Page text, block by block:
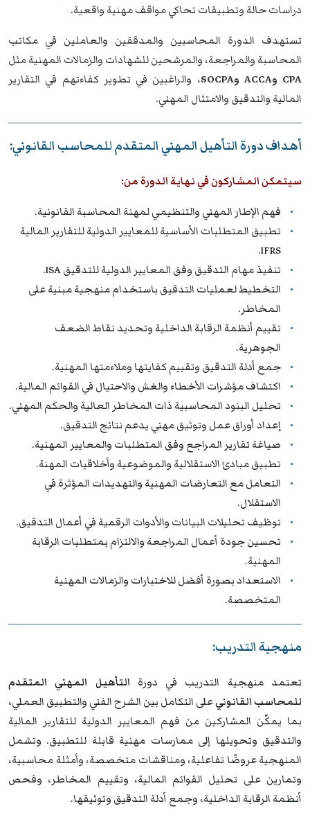
دراسات حالة وتطبيقات تحاكي مواقف مهنية واقعية.
تستهدف الدورة المحاسبين والمدققين والعاملين في مكاتب
المحاسبة والمراجعة، والمرشحين للشهادات والزمالات المهنية مثل
CPA وACCA وSOCPA
، والراغبين في تطوير كفاءتهم في التقارير
المالية والتدقيق والامتثال المهني.
أهداف دورة التأهيل المهني المتقدم للمحاسب القانوني:
سيتمكن المشاركون في نهاية الدورة من:
فهم الإطار المهني والتنظيمي لمهنة المحاسبة القانونية.
تطبيق المتطلبات الأساسية للمعايير الدولية للتقارير المالية
IFRS.
تنفيذ مهام التدقيق وفق المعايير الدولية للتدقيق ISA.
التخطيط لعمليات التدقيق باستخدام منهجية مبنية على
المخاطر.
تقييم أنظمة الرقابة الداخلية وتحديد نقاط الضعف
الجوهرية.
جمع أدلة التدقيق وتقييم كفايتها وملاءمتها المهنية.
اكتشاف مؤشرات الأخطاء والغش والاحتيال في القوائم المالية.
تحليل البنود المحاسبية ذات المخاطر العالية والحكم المهني.
إعداد أوراق عمل وتوثيق مهني يدعم نتائج التدقيق.
صياغة تقارير المراجع وفق المتطلبات والمعايير المهنية.
تطبيق مبادئ الاستقلالية والموضوعية وأخلاقيات المهنة.
التعامل مع التعارضات المهنية والتهديدات المؤثرة في
الاستقلال.
توظيف تحليلات البيانات والأدوات الرقمية في أعمال التدقيق.
تحسين جودة أعمال المراجعة والالتزام بمتطلبات الرقابة
المهنية.
الاستعداد بصورة أفضل للاختبارات والزمالات المهنية
المتخصصة.
منهجية التدريب:
تعتمد منهجية التدريب في دورة التأهيل المهني المتقدم
للمحاسب القانونيعلى التكامل بين الشرح الفني والتطبيق العملي،
بما يمكّن المشاركين من فهم المعايير الدولية للتقارير المالية
والتدقيق وتحويلها إلى ممارسات مهنية قابلة للتطبيق. وتشمل
المنهجية عروضًا تفاعلية، ومناقشات متخصصة، وأمثلة محاسبية،
وتمارين على تحليل القوائم المالية، وتقييم المخاطر، وفحص
أنظمة الرقابة الداخلية، وجمع أدلة التدقيق وتوثيقها.